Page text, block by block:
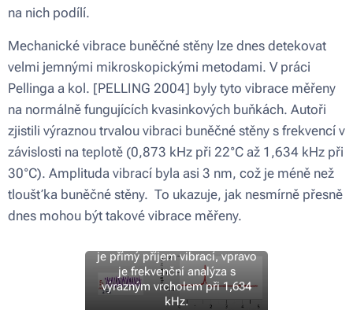
na nich podílí.
Mechanické vibrace buněčné stěny lze dnes detekovat
velmi jemnými mikroskopickými metodami. V práci
Pellinga a kol. [PELLING 2004] byly tyto vibrace měřeny
na normálně fungujících kvasinkových buňkách. Autoři
zjistili výraznou trvalou vibraci buněčné stěny s frekvencí v
závislosti na teplotě (0,873 kHz při 22°C až 1,634 kHz při
30°C). Amplituda vibrací byla asi 3 nm, což je méně než
tloušťka buněčné stěny. To ukazuje, jak nesmírně přesně
dnes mohou být takové vibrace měřeny.
Mechanické vibrace buněčné
stěny kvasinkových buněk,
je přímý příjem vibrací, vpravo
je frekvenční analýza s
výrazným vrcholem při 1,634
kHz.